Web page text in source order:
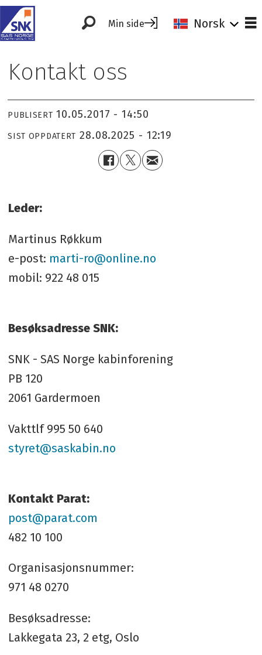
Min side Norsk
Kontakt oss
PUBLISERT 10.05.2017 - 14:50
SIST OPPDATERT 28.08.2025 - 12:19
Leder:
Martinus Røkkum
e-post: marti-ro@online.no
mobil: 922 48 015
Besøksadresse SNK:
SNK - SAS Norge kabinforening
PB 120
2061 Gardermoen
Vakttlf 995 50 640
styret@saskabin.no
Kontakt Parat:
post@parat.com
482 10 100
Organisasjonsnummer:
971 48 0270
Besøksadresse:
Lakkegata 23, 2 etg, Oslo